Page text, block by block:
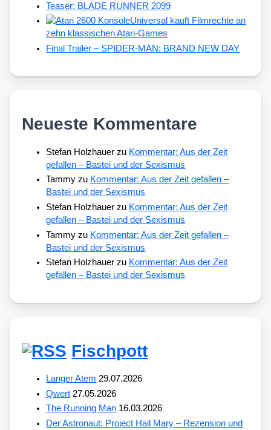
Teaser: BLADE RUNNER 2099
Universal kauft Filmrechte an
zehn klassischen Atari-Games
Final Trailer – SPIDER-MAN: BRAND NEW DAY
Neueste Kommentare
Stefan Holzhauer zu Kommentar: Aus der Zeit
gefallen – Bastei und der Sexismus
Tammy zu Kommentar: Aus der Zeit gefallen –
Bastei und der Sexismus
Stefan Holzhauer zu Kommentar: Aus der Zeit
gefallen – Bastei und der Sexismus
Tammy zu Kommentar: Aus der Zeit gefallen –
Bastei und der Sexismus
Stefan Holzhauer zu Kommentar: Aus der Zeit
gefallen – Bastei und der Sexismus
Fischpott
Langer Atem 29.07.2026
Qwert 27.05.2026
The Running Man 16.03.2026
Der Astronaut: Project Hail Mary – Rezension und